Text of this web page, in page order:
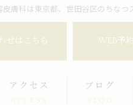
皮膚科は東京都、世田谷区のちなつ
せはこちら WEB予
アクセス ブログ